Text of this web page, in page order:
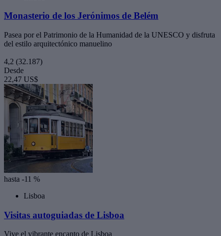
Monasterio de los Jerónimos de Belém
Pasea por el Patrimonio de la Humanidad de la UNESCO y disfruta
del estilo arquitectónico manuelino
4,2 (32.187)
Desde
22,47 US$
hasta -11 %
Lisboa
Visitas autoguiadas de Lisboa
Vive el vibrante encanto de Lisboa